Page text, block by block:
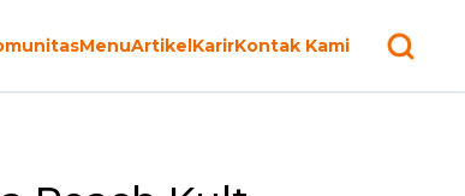
MenuArtikelKarirKontak Kami